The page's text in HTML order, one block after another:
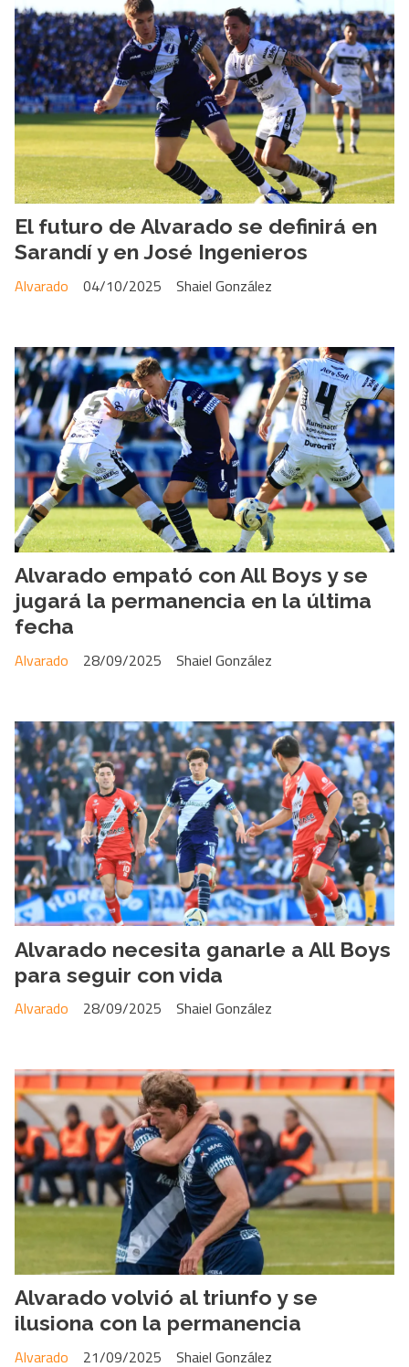
El futuro de Alvarado se definirá en
Sarandí y en José Ingenieros
Shaiel González
Alvarado 04/10/2025
Alvarado empató con All Boys y se
jugará la permanencia en la última
fecha
Shaiel González
Alvarado 28/09/2025
Alvarado necesita ganarle a All Boys
para seguir con vida
Shaiel González
Alvarado 28/09/2025
Alvarado volvió al triunfo y se
ilusiona con la permanencia
Shaiel González
Alvarado 21/09/2025